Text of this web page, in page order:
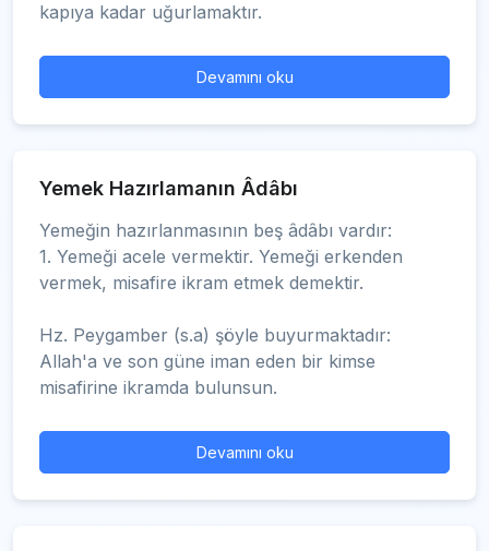
kapıya kadar uğurlamaktır.
Devamını oku
Yemek Hazırlamanın Âdâbı
Yemeğin hazırlanmasının beş âdâbı vardır:
1. Yemeği acele vermektir. Yemeği erkenden
vermek, misafire ikram etmek demektir.
Hz. Peygamber (s.a) şöyle buyurmaktadır:
Allah'a ve son güne iman eden bir kimse
misafirine ikramda bulunsun.
Devamını oku